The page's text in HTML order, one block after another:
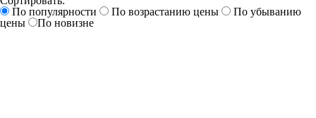
По популярности
По возрастанию цены
По убыванию
цены
По новизне